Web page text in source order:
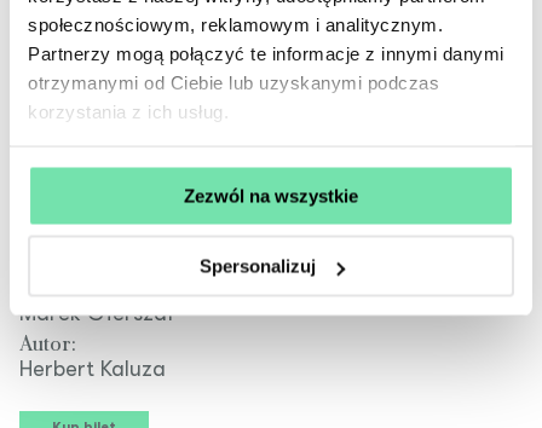
społecznościowym, reklamowym i analitycznym.
Partnerzy mogą połączyć te informacje z innymi danymi
otrzymanymi od Ciebie lub uzyskanymi podczas
korzystania z ich usług.
Zezwól na wszystkie
Spersonalizuj
Pensjonat
Pana Bielańskiego
Marek Gierszał
Autor:
Herbert Kaluza